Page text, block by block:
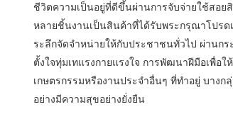
ชีวิตความเป็นอยู่ที่ดีขึ้นผ่านการจับจ่ายใช้สอ
หลายชิ้นงานเป็นสินค้าที่ได้รับพระกรุณาโปร
ระลึกจัดจำหน่ายให้กับประชาชนทั่วไป ผ่านก
ตั้งใจทุ่มเทแรงกายแรงใจ การพัฒนาฝีมือเพื่อ
เกษตรกรรมหรืองานประจำอื่นๆ ที่ทำอยู่ บาง
อย่างมีความสุขอย่างยั่งยืน